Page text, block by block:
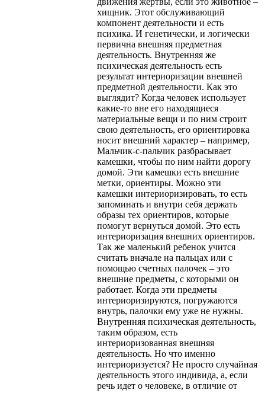
хищник. Этот обслуживающий
компонент деятельности и есть
психика. И генетически, и логически
первична внешняя предметная
деятельность. Внутренняя же
психическая деятельность есть
результат интериоризации внешней
предметной деятельности. Как это
выглядит? Когда человек использует
какие-то вне его находящиеся
материальные вещи и по ним строит
свою деятельность, его ориентировка
носит внешний характер – например,
Мальчик-с-пальчик разбрасывает
камешки, чтобы по ним найти дорогу
домой. Эти камешки есть внешние
метки, ориентиры. Можно эти
камешки интериоризировать, то есть
запоминать и внутри себя держать
образы тех ориентиров, которые
помогут вернуться домой. Это есть
интериоризация внешних ориентиров.
Так же маленький ребенок учится
считать вначале на пальцах или с
помощью счетных палочек – это
внешние предметы, с которыми он
работает. Когда эти предметы
интериоризируются, погружаются
внутрь, палочки ему уже не нужны.
Внутренняя психическая деятельность,
таким образом, есть
интериоризованная внешняя
деятельность. Но что именно
интериоризуется? Не просто случайная
деятельность этого индивида, а, если
речь идет о человеке, в отличие от